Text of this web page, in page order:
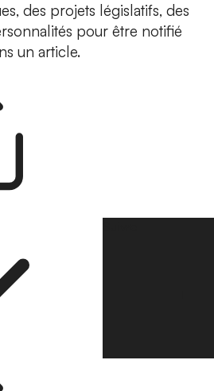
des projets législatifs, des
pour être notifié
un article.